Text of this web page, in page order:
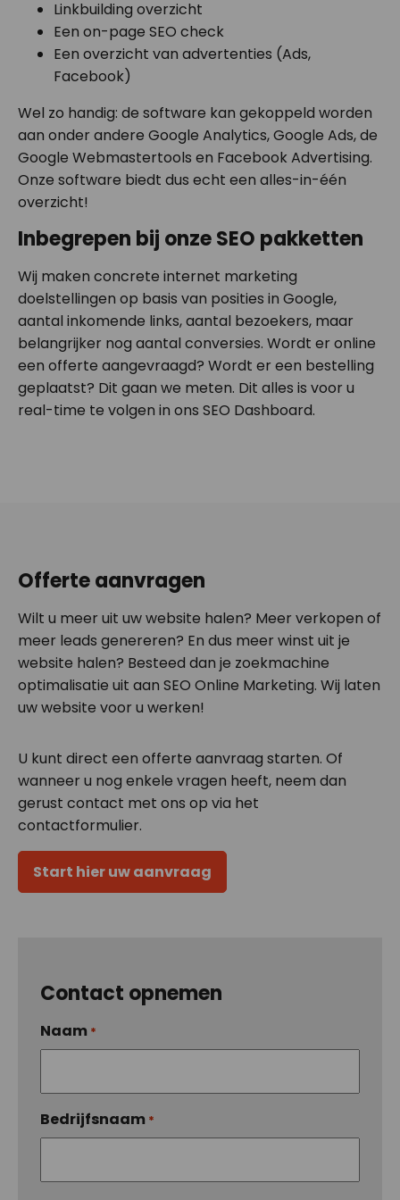
Linkbuilding overzicht
Een on-page SEO check
Een overzicht van advertenties (Ads,
Facebook)
Wel zo handig: de software kan gekoppeld worden
aan onder andere Google Analytics, Google Ads, de
Google Webmastertools en Facebook Advertising.
Onze software biedt dus echt een alles-in-één
overzicht!
Inbegrepen bij onze SEO pakketten
Wij maken concrete internet marketing
doelstellingen op basis van posities in Google,
aantal inkomende links, aantal bezoekers, maar
belangrijker nog aantal conversies. Wordt er online
een offerte aangevraagd? Wordt er een bestelling
geplaatst? Dit gaan we meten. Dit alles is voor u
real-time te volgen in ons SEO Dashboard.
Offerte aanvragen
Wilt u meer uit uw website halen? Meer verkopen of
meer leads genereren? En dus meer winst uit je
website halen? Besteed dan je zoekmachine
optimalisatie uit aan SEO Online Marketing. Wij laten
uw website voor u werken!
U kunt direct een offerte aanvraag starten. Of
wanneer u nog enkele vragen heeft, neem dan
gerust contact met ons op via het
contactformulier.
Start hier uw aanvraag
Contact opnemen
Naam *
Bedrijfsnaam *